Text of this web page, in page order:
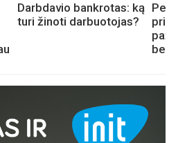
Darbdavio bankrotas: ką
turi žinoti darbuotojas?